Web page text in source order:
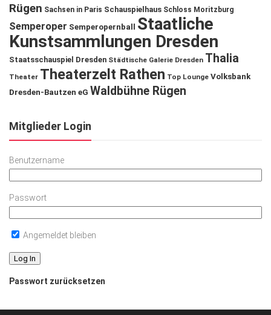
Rügen Sachsen in Paris Schauspielhaus Schloss Moritzburg
Semperoper Semperopernball
Staatliche
Kunstsammlungen Dresden
Staatsschauspiel Dresden Städtische Galerie Dresden Thalia
Theater Theaterzelt Rathen Top Lounge Volksbank
Dresden-Bautzen eG Waldbühne Rügen
Mitglieder Login
Benutzername
Passwort
Angemeldet bleiben
Passwort zurücksetzen